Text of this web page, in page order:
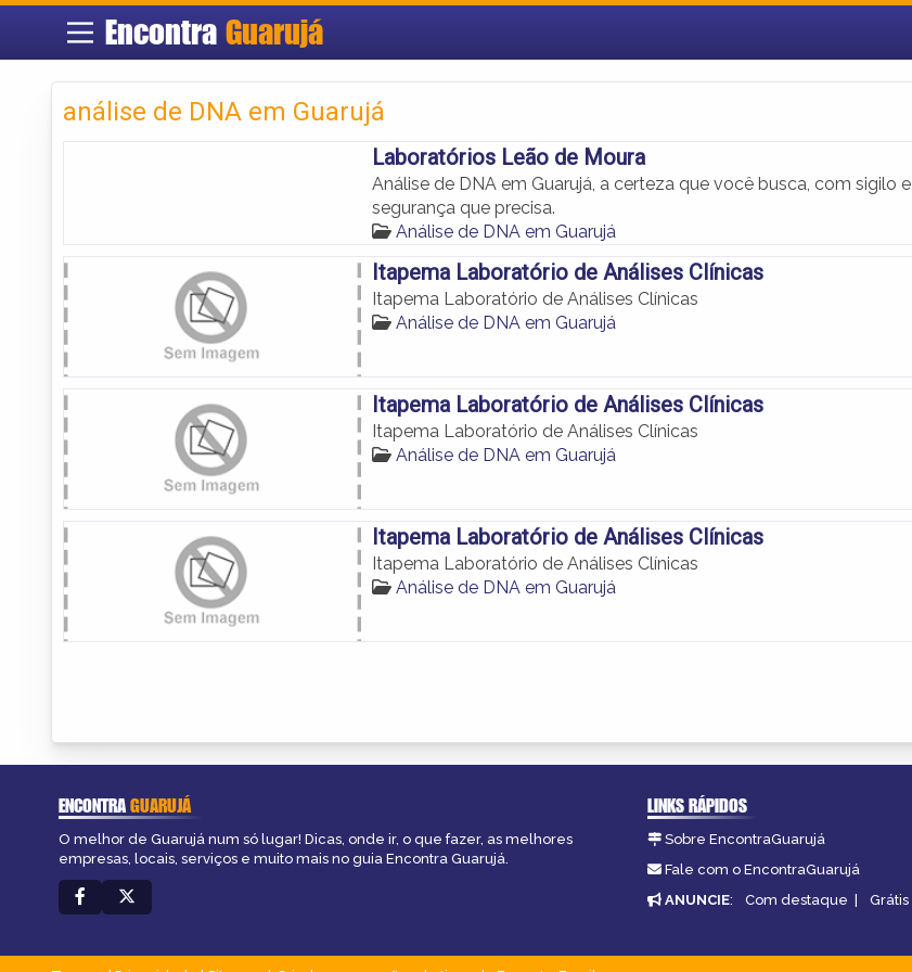
EncontraGuarujá
análise de DNA em Guarujá
Laboratórios Leão de Moura
Análise de DNA em Guarujá, a certeza que você busca, com sigilo e
segurança que precisa.
Análise de DNA em Guarujá
Itapema Laboratório de Análises Clínicas
Itapema Laboratório de Análises Clínicas
Análise de DNA em Guarujá
Itapema Laboratório de Análises Clínicas
Itapema Laboratório de Análises Clínicas
Análise de DNA em Guarujá
Itapema Laboratório de Análises Clínicas
Itapema Laboratório de Análises Clínicas
Análise de DNA em Guarujá
ENCONTRAGUARUJÁ
O melhor de Guarujá num só lugar! Dicas, onde ir, o que fazer, as melhores
empresas, locais, serviços e muito mais no guia Encontra Guarujá.
LINKS RÁPIDOS
Sobre EncontraGuarujá
Fale com o EncontraGuarujá
ANUNCIE: Com destaque | Grátis